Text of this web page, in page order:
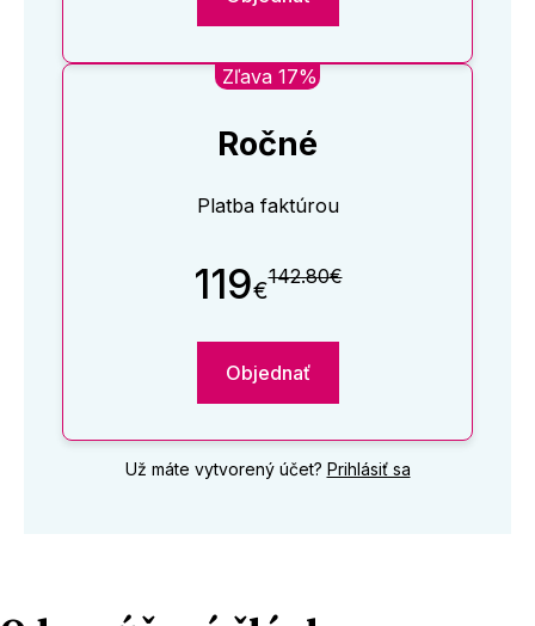
Zľava 17%
Ročné
Platba faktúrou
119€142.80€
Objednať
Už máte vytvorený účet? Prihlásiť sa